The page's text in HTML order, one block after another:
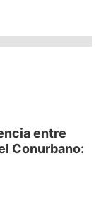
entre
Conurbano: